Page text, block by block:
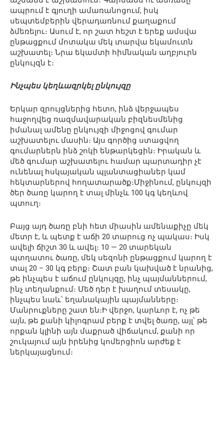
ապրում է գյուղի ամառանոցում, իսկ
սեպտեմբերին վերադառնում քաղաքում
ձմեռելու։ Ասում է, որ շատ հեշտ է երեք ամսվա
ընթացքում մոտակա մեկ տարվա եկամուտն
աշխատել։ Նրա եկամտի հիմնական աղբյուրն
ընկույզն է։
Ինչպես կեղևազրկել ընկույզը
Երկար զրույցներից հետո, ինձ վերջապես
հաջողվեց ռազմավարական բիզնեսմենից
իմանալ ամենը ընկույզի միջոցով գումար
աշխատելու մասին։ Այս գործից ստացվող
գումարներն ինձ շոկի ենթարկեցին։ Իրական և
մեծ գումար աշխատելու համար պարտադիր չէ
ունենալ հսկայական պլանտացիաներ կամ
հեկտարներով հողատարածք։Միջինում, ընկույզի
ծեր ծառը կարող է տալ մինչև 100 կգ կեղևով
պտուղ։
Բայց այդ ծառը բնի հետ միասին ամենաքիչը մեկ
մետր է, և պետք է աճի 20 տարուց ոչ պակաս։ Իսկ
ավելի ճիշտ 30 և ավել։ 10 — 20 տարեկան
պտղատու ծառը, մեկ սեզոնի ընթացքում կարող է
տալ 20 – 30 կգ բերք։ Շատ բան կախված է նրանից,
թե ինչպես է աճում ընկույզը, ինչ պայմաններում,
ինչ տեղանքում։ Մեծ դեր է խաղում տեսակը,
ինչպես նաև՝ եղանակային պայմանները։
Մանրուքները շատ են։Ի վերջո, կարևոր է, ոչ թե
այն, թե քանի կիլոգրամ բերք է տվել ծառը, այլ՝ թե
որքան կլինի այն մաքրած վիճակում, քանի որ
շուկայում այն իրենից կոմերցիոն արժեք է
ներկայացնում։